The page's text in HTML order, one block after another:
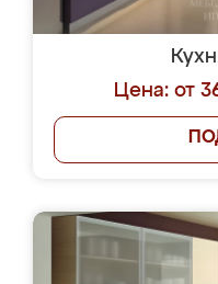
Цена: от